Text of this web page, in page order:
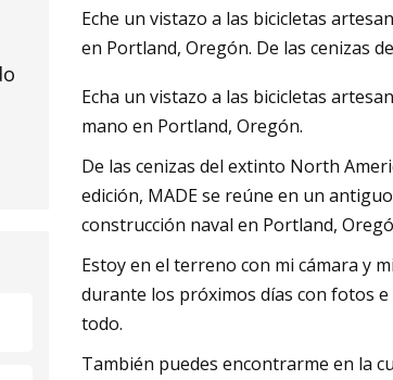
May 25, 2023
Johnson del estado de Texas, Capizzi
jugadores de voleibol Sun Belt de la
semana
Eche un vistazo a las bicicletas
en Portland, Oregón. De las cenizas
Echa un vistazo a las bicicletas
mano en Portland, Oregón.
De las cenizas del extinto North
edición, MADE se reúne en un
construcción naval en Portland,
Estoy en el terreno con mi cámara y
durante los próximos días con fotos
todo.
También puedes encontrarme en la